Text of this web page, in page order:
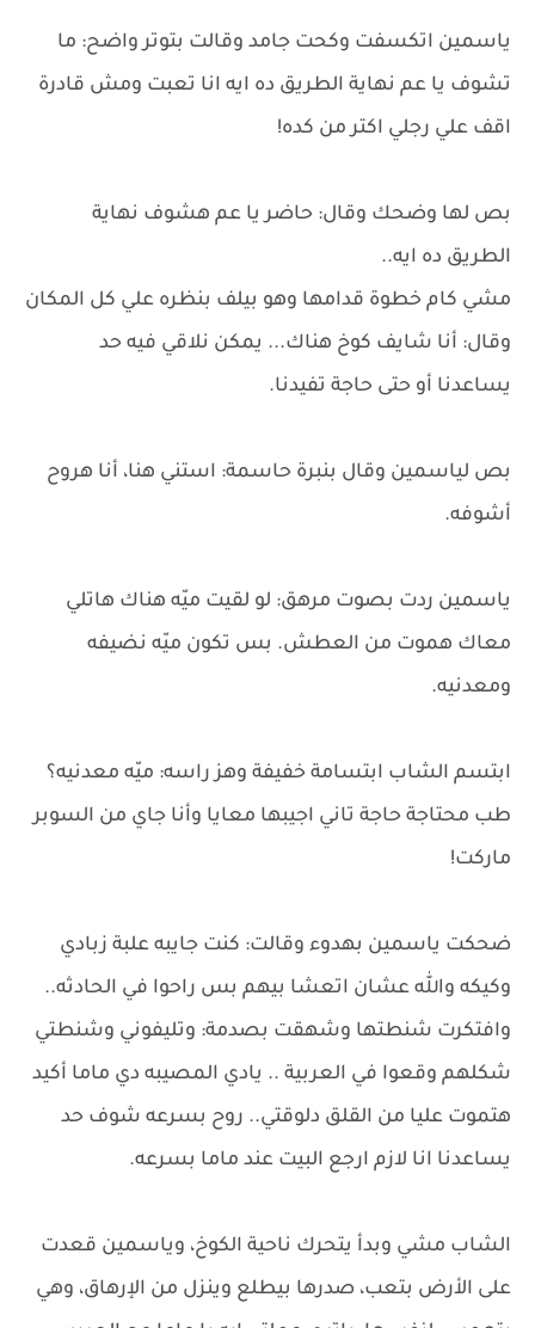
ياسمين اتكسفت وكحت جامد وقالت بتوتر واضح: ما
تشوف يا عم نهاية الطريق ده ايه انا تعبت ومش قادرة
اقف علي رجلي اكتر من كده!
بص لها وضحك وقال: حاضر يا عم هشوف نهاية
الطريق ده ايه..
مشي كام خطوة قدامها وهو بيلف بنظره علي كل المكان
وقال: أنا شايف كوخ هناك... يمكن نلاقي فيه حد
يساعدنا أو حتى حاجة تفيدنا.
بص لياسمين وقال بنبرة حاسمة: استني هنا، أنا هروح
أشوفه.
ياسمين ردت بصوت مرهق: لو لقيت ميّه هناك هاتلي
معاك هموت من العطش. بس تكون ميّه نضيفه
ومعدنيه.
ابتسم الشاب ابتسامة خفيفة وهز راسه: ميّه معدنيه؟
طب محتاجة حاجة تاني اجيبها معايا وأنا جاي من السوبر
ماركت!
ضحكت ياسمين بهدوء وقالت: كنت جايبه علبة زبادي
وكيكه والله عشان اتعشا بيهم بس راحوا في الحادثه..
وافتكرت شنطتها وشهقت بصدمة: وتليفوني وشنطتي
شكلهم وقعوا في العربية .. يادي المصيبه دي ماما أكيد
هتموت عليا من القلق دلوقتي.. روح بسرعه شوف حد
يساعدنا انا لازم ارجع البيت عند ماما بسرعه.
الشاب مشي وبدأ يتحرك ناحية الكوخ، وياسمين قعدت
على الأرض بتعب، صدرها بيطلع وينزل من الإرهاق، وهي